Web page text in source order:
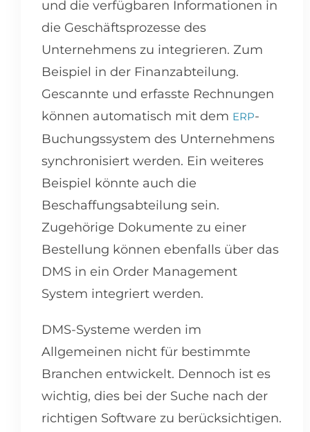
und die verfügbaren Informationen in
die Geschäftsprozesse des
Unternehmens zu integrieren. Zum
Beispiel in der Finanzabteilung.
Gescannte und erfasste Rechnungen
können automatisch mit dem ERP-
Buchungssystem des Unternehmens
synchronisiert werden. Ein weiteres
Beispiel könnte auch die
Beschaffungsabteilung sein.
Zugehörige Dokumente zu einer
Bestellung können ebenfalls über das
DMS in ein Order Management
System integriert werden.
DMS-Systeme werden im
Allgemeinen nicht für bestimmte
Branchen entwickelt. Dennoch ist es
wichtig, dies bei der Suche nach der
richtigen Software zu berücksichtigen.